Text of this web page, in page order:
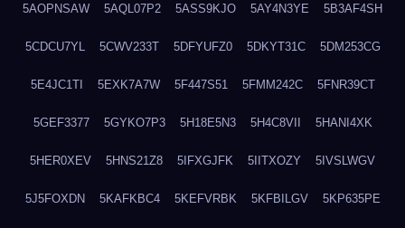
5AOPNSAW 5AQL07P2 5ASS9KJO 5AY4N3YE 5B3AF4SH
5CDCU7YL 5CWV233T 5DFYUFZ0 5DKYT31C 5DM253CG
5E4JC1TI 5EXK7A7W 5F447S51 5FMM242C 5FNR39CT
5GEF3377 5GYKO7P3 5H18E5N3 5H4C8VII 5HANI4XK
5HER0XEV 5HNS21Z8 5IFXGJFK 5IITXOZY 5IVSLWGV
5J5FOXDN 5KAFKBC4 5KEFVRBK 5KFBILGV 5KP635PE